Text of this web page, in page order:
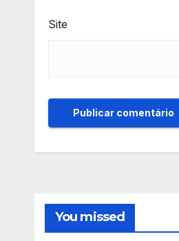
Site
You missed